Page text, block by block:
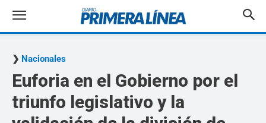
Nacionales
Euforia en el Gobierno por el
triunfo legislativo y la